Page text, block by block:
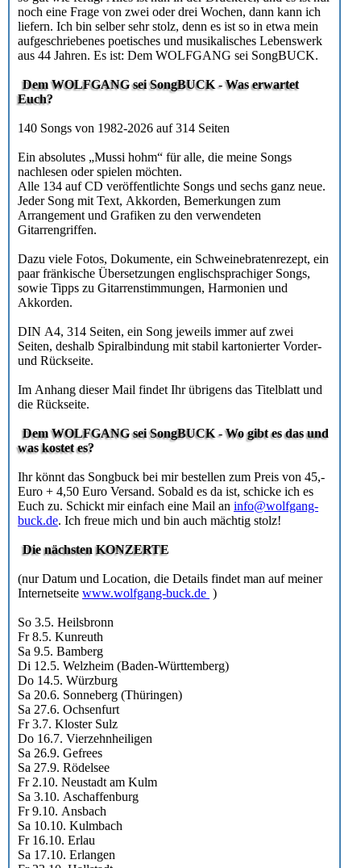
noch eine Frage von zwei oder drei Wochen, dann kann ich
liefern. Ich bin selber sehr stolz, denn es ist so in etwa mein
aufgeschriebenes poetisches und musikalisches Lebenswerk
aus 44 Jahren. Es ist: Dem WOLFGANG sei SongBUCK.
Dem WOLFGANG sei SongBUCK - Was erwartet
Euch?
140 Songs von 1982-2026 auf 314 Seiten
Ein absolutes „Mussi hohm“ für alle, die meine Songs
nachlesen oder spielen möchten.
Alle 134 auf CD veröffentlichte Songs und sechs ganz neue.
Jeder Song mit Text, Akkorden, Bemerkungen zum
Arrangement und Grafiken zu den verwendeten
Gitarrengriffen.
Dazu viele Fotos, Dokumente, ein Schweinebratenrezept, ein
paar fränkische Übersetzungen englischsprachiger Songs,
sowie Tipps zu Gitarrenstimmungen, Harmonien und
Akkorden.
DIN A4, 314 Seiten, ein Song jeweils immer auf zwei
Seiten, deshalb Spiralbindung mit stabil kartonierter Vorder-
und Rückseite.
Im Anhang dieser Mail findet Ihr übrigens das Titelblatt und
die Rückseite.
Dem WOLFGANG sei SongBUCK - Wo gibt es das und
was kostet es?
Ihr könnt das Songbuck bei mir bestellen zum Preis von 45,-
Euro + 4,50 Euro Versand. Sobald es da ist, schicke ich es
Euch zu. Schickt mir einfach eine Mail an info@wolfgang-
buck.de. Ich freue mich und bin auch mächtig stolz!
Die nächsten KONZERTE
(nur Datum und Location, die Details findet man auf meiner
Internetseite www.wolfgang-buck.de )
So 3.5. Heilsbronn
Fr 8.5. Kunreuth
Sa 9.5. Bamberg
Di 12.5. Welzheim (Baden-Württemberg)
Do 14.5. Würzburg
Sa 20.6. Sonneberg (Thüringen)
Sa 27.6. Ochsenfurt
Fr 3.7. Kloster Sulz
Do 16.7. Vierzehnheiligen
Sa 26.9. Gefrees
Sa 27.9. Rödelsee
Fr 2.10. Neustadt am Kulm
Sa 3.10. Aschaffenburg
Fr 9.10. Ansbach
Sa 10.10. Kulmbach
Fr 16.10. Erlau
Sa 17.10. Erlangen